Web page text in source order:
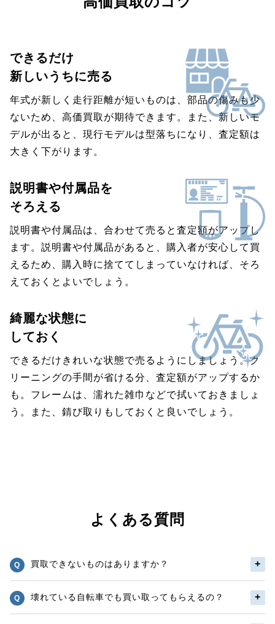
できるだけ
新しいうちに売る
年式が新しく走行距離が短いものは、部品の傷みも少
ないため、高価買取が期待できます。また、新しいモ
デルが出ると、現行モデルは型落ちになり、査定額は
大きく下がります。
説明書や付属品を
そろえる
説明書や付属品は、合わせて売ると査定額がアップし
ます。説明書や付属品があると、購入者が安心して買
えるため、購入時に捨ててしまっていなければ、そろ
えておくとよいでしょう。
綺麗な状態に
しておく
できるだけきれいな状態で売るようにしましょう。ク
リーニングの手間が省ける分、査定額がアップするか
も。フレームは、濡れた雑巾などで拭いておきましょ
う。また、錆び取りもしておくと良いでしょう。
よくある質問
買取できないものはありますか？
壊れている自転車でも買い取ってもらえるの？